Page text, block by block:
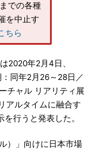
での各種
を中止す
ちら
2020年2月4日、
同年2月26～28日／
チャル リアリティ展
アルタイムに融合す
行うと発表した。
）」向けに日本市場